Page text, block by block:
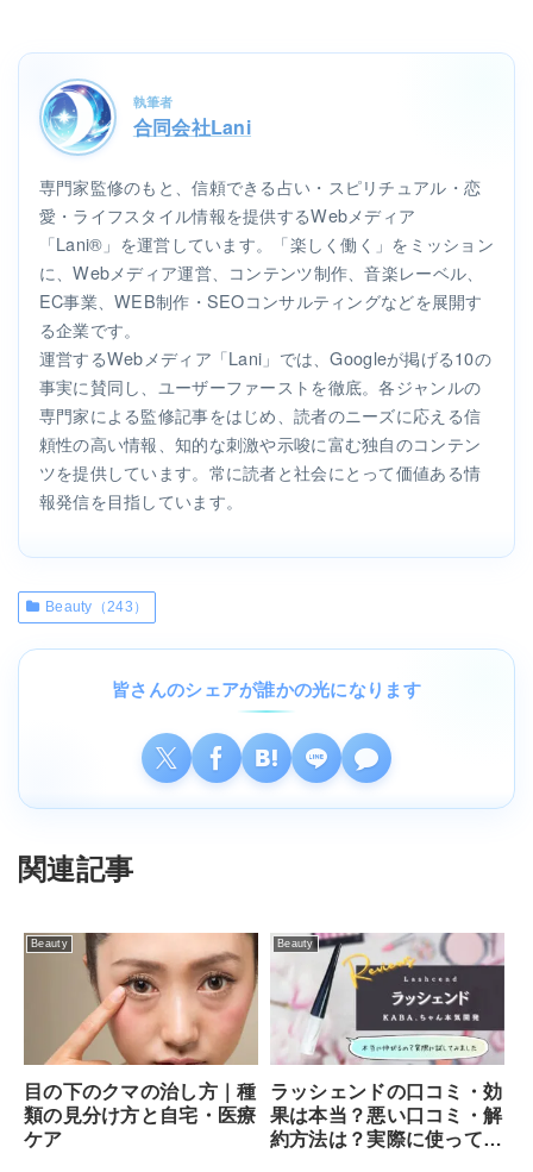
執筆者
合同会社Lani
専門家監修のもと、信頼できる占い・スピリチュアル・恋
愛・ライフスタイル情報を提供するWebメディア
「Lani®」を運営しています。「楽しく働く」をミッション
に、Webメディア運営、コンテンツ制作、音楽レーベル、
EC事業、WEB制作・SEOコンサルティングなどを展開す
る企業です。
運営するWebメディア「Lani」では、Googleが掲げる10の
事実に賛同し、ユーザーファーストを徹底。各ジャンルの
専門家による監修記事をはじめ、読者のニーズに応える信
頼性の高い情報、知的な刺激や示唆に富む独自のコンテン
ツを提供しています。常に読者と社会にとって価値ある情
報発信を目指しています。
Beauty（243）
皆さんのシェアが誰かの光になります
関連記事
Beauty
目の下のクマの治し方｜種
類の見分け方と自宅・医療
ケア
Beauty
ラッシェンドの口コミ・効
果は本当？悪い口コミ・解
約方法は？実際に使ってみ